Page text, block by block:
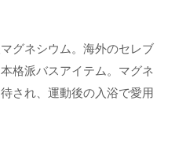
グネシウム。海外のセレブ
格派バスアイテム。マグネ
され、運動後の入浴で愛用